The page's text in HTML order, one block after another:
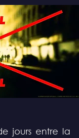
jours entre la